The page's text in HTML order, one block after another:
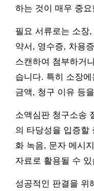
하는 것이 매우 중요
필요 서류로는 소장
약서, 영수증, 차용
스캔하여 첨부하거
습니다. 특히 소장
금액, 청구 이유 등
소액심판 청구소송
의 타당성을 입증할
화 녹음, 문자 메시
자료로 활용될 수 있
성공적인 판결을 위